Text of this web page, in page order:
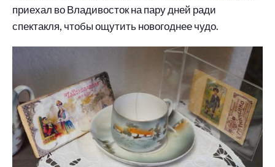
приехал во Владивосток на пару дней ради
спектакля, чтобы ощутить новогоднее чудо.